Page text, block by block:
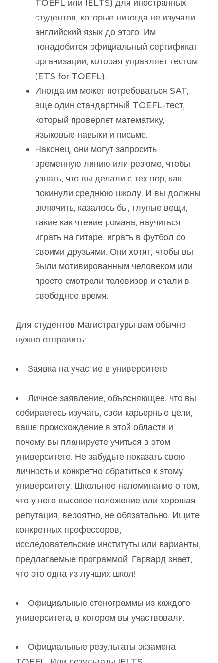
TOEFL или IELTS) для иностранных
студентов, которые никогда не изучали
английский язык до этого. Им
понадобится официальный сертификат
организации, которая управляет тестом
(ETS for TOEFL).
Иногда им может потребоваться SAT,
еще один стандартный TOEFL-тест,
который проверяет математику,
языковые навыки и письмо.
Наконец, они могут запросить
временную линию или резюме, чтобы
узнать, что вы делали с тех пор, как
покинули среднюю школу. И вы должны
включить, казалось бы, глупые вещи,
такие как чтение романа, научиться
играть на гитаре, играть в футбол со
своими друзьями. Они хотят, чтобы вы
были мотивированным человеком или
просто смотрели телевизор и спали в
свободное время.
Для студентов Магистратуры вам обычно
нужно отправить:
Заявка на участие в университете
Личное заявление, объясняющее, что вы
собираетесь изучать, свои карьерные цели,
ваше происхождение в этой области и
почему вы планируете учиться в этом
университете. Не забудьте показать свою
личность и конкретно обратиться к этому
университету. Школьное напоминание о том,
что у него высокое положение или хорошая
репутация, вероятно, не обязательно. Ищите
конкретных профессоров,
исследовательские институты или варианты,
предлагаемые программой. Гарвард знает,
что это одна из лучших школ!
Официальные стенограммы из каждого
университета, в котором вы участвовали.
Официальные результаты экзамена